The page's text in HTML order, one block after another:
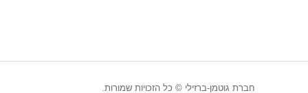
חברת גוטמן-ברזילי © כל הזכויות שמורות.